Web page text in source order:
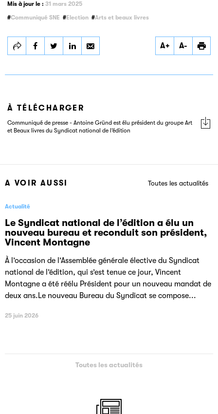
Mis à jour le : 31 mars 2025
Communiqué SNE
Election Arts et beaux livres
Partager
Antoine Gründ est
Beaux livres du
Partager
Antoine Gründ est
Beaux livres du
Partager
Antoine Gründ est
Beaux livres du
A+ A-
À TÉLÉCHARGER
Communiqué de presse - Antoine Gründ est élu président du groupe Art
et Beaux livres du Syndicat national de l’édition
A VOIR AUSSI Toutes les actualités
Actualité
Le Syndicat national de l’édition a élu un
nouveau bureau et reconduit son président,
Vincent Montagne
À l’occasion de l’Assemblée générale élective du Syndicat
national de l’édition, qui s’est tenue ce jour, Vincent
Montagne a été réélu Président pour un nouveau mandat de
deux ans.Le nouveau Bureau du Syndicat se compose...
25 juin 2026
Toutes les actualités